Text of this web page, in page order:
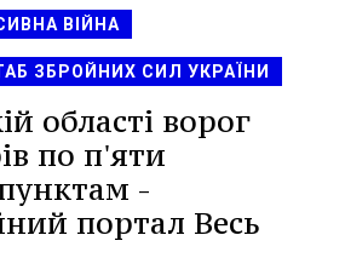
ВІЙНА
ЗБРОЙНИХ СИЛ УКРАЇНИ
області ворог
по п'яти
-
портал Весь